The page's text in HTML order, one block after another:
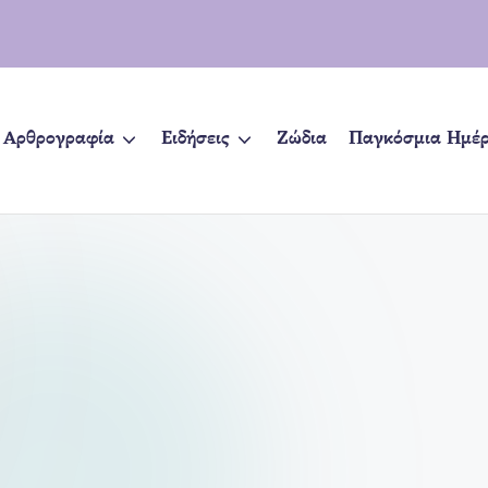
Αρθρογραφία Ειδήσεις Ζώδια Παγκόσμια